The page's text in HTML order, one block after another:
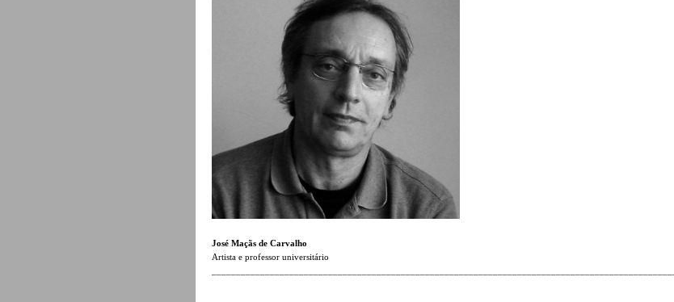
José Maçãs de Carvalho
Artista e professor universitário